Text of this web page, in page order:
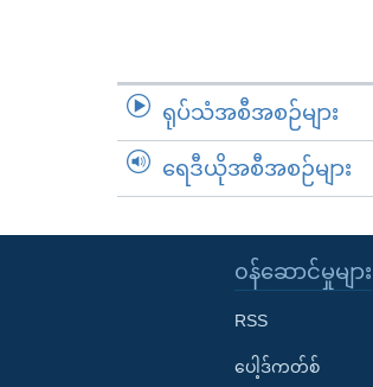
ရုပ်သံအစီအစဉ်များ
ရေဒီယိုအစီအစဉ်များ
၀န်ဆောင်မှုများ
RSS
ပေါ့ဒ်ကတ်စ်